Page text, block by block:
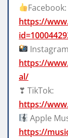
Facebook:
https://
https://
al/
❣ TikTok:
https://
Apple
https://